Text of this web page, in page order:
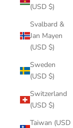
(USD $)
Svalbard &
Jan Mayen
(USD $)
Sweden
(USD $)
Switzerland
(USD $)
Taiwan (USD